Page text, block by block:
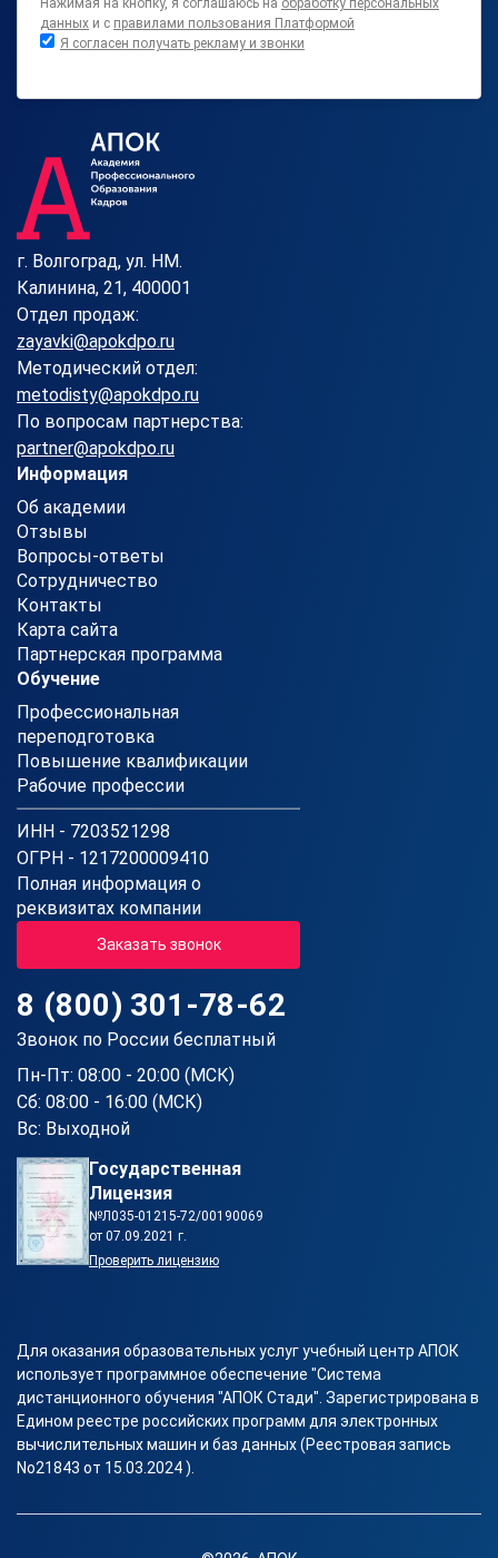
Нажимая на кнопку, я соглашаюсь на обработку персональных
данных и с правилами пользования Платформой
Я согласен получать рекламу и звонки
г. Волгоград, ул. HM.
Калинина, 21, 400001
Отдел продаж:
zayavki@apokdpo.ru
Методический отдел:
metodisty@apokdpo.ru
По вопросам партнерства:
partner@apokdpo.ru
Информация
Об академии
Отзывы
Вопросы-ответы
Сотрудничество
Контакты
Карта сайта
Партнерская программа
Обучение
Профессиональная
переподготовка
Повышение квалификации
Рабочие профессии
ИНН - 7203521298
ОГРН - 1217200009410
Полная информация о
реквизитах компании
Заказать звонок
8 (800) 301-78-62
Звонок по России бесплатный
Пн-Пт: 08:00 - 20:00 (МСК)
Сб: 08:00 - 16:00 (МСК)
Вс: Выходной
Государственная
Лицензия
№Л035-01215-72/00190069
от 07.09.2021 г.
Проверить лицензию
Для оказания образовательных услуг учебный центр АПОК
использует программное обеспечение "Система
дистанционного обучения "АПОК Стади". Зарегистрирована в
Едином реестре российских программ для электронных
вычислительных машин и баз данных (Реестровая запись
No21843 от 15.03.2024 ).